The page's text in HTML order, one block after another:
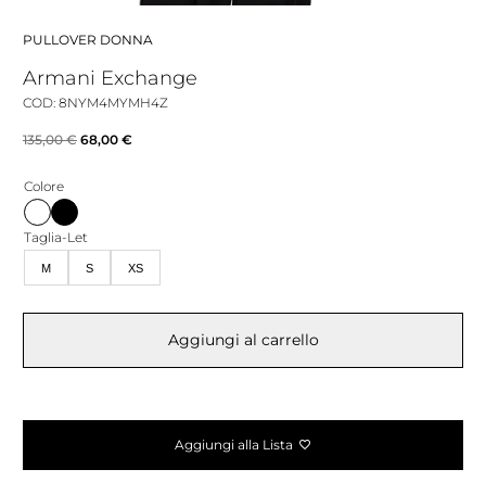
PULLOVER DONNA
Armani Exchange
COD: 8NYM4MYMH4Z
135,00€ Il
era:
135,00 €.
68,00 €Il
68,00 €.
Colore
Taglia-Let
M S XS
Aggiungi al carrello
Aggiungi alla Lista